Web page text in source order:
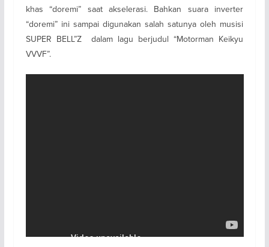
khas “doremi” saat akselerasi. Bahkan suara inverter
“doremi” ini sampai digunakan salah satunya oleh musisi
SUPER BELL”Z dalam lagu berjudul “Motorman Keikyu
VVVF”.